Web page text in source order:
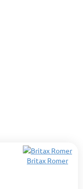
Britax Romer